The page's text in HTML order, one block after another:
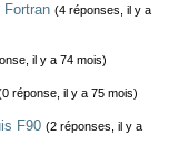
Fortran (4 réponses, il y a
il y a 74 mois)
réponse, il y a 75 mois)
F90 (2 réponses, il y a